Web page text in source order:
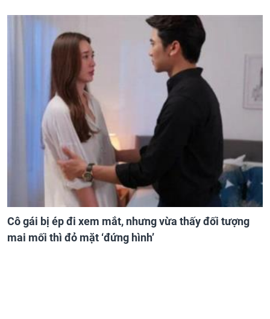
Cô gái bị ép đi xem mắt, nhưng vừa thấy đối tượng
mai mối thì đỏ mặt ‘đứng hình’